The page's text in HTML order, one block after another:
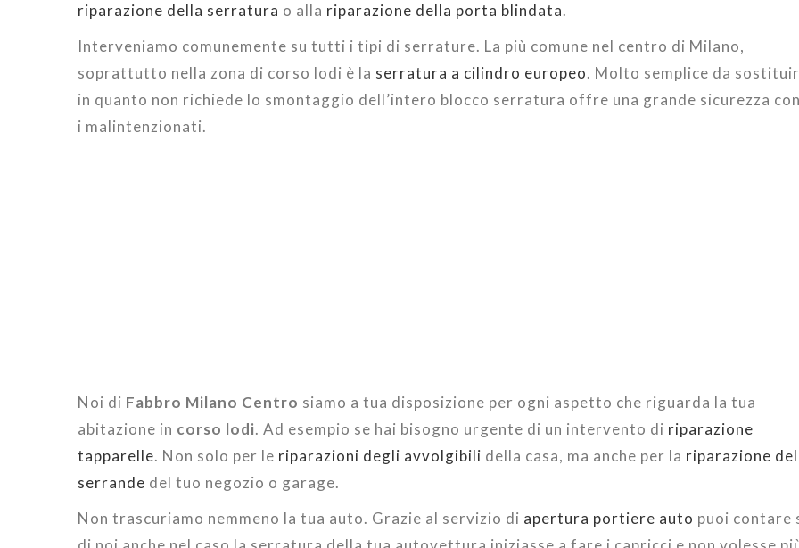
riparazione della serratura o alla riparazione della porta blindata.
Interveniamo comunemente su tutti i tipi di serrature. La più comune nel centro di Milano,
soprattutto nella zona di corso lodi è la serratura a cilindro europeo. Molto semplice da
in quanto non richiede lo smontaggio dell’intero blocco serratura offre una grande sicurezza
i malintenzionati.
Noi di Fabbro Milano Centro siamo a tua disposizione per ogni aspetto che riguarda la tua
abitazione in corso lodi. Ad esempio se hai bisogno urgente di un intervento di riparazione
tapparelle. Non solo per le riparazioni degli avvolgibili della casa, ma anche per la riparazione
serrande del tuo negozio o garage.
Non trascuriamo nemmeno la tua auto. Grazie al servizio di apertura portiere auto puoi contare